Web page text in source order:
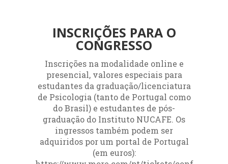
INSCRIÇÕES PARA O
CONGRESSO
Inscrições na modalidade online e
presencial, valores especiais para
estudantes da graduação/licenciatura
de Psicologia (tanto de Portugal como
do Brasil) e estudantes de pós-
graduação do Instituto NUCAFE. Os
ingressos também podem ser
adquiridos por um portal de Portugal
(em euros):